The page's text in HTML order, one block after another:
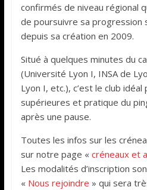
confirmés de niveau régional
de poursuivre sa progression
depuis sa création en 2009.
Situé à quelques minutes du
(Université Lyon I, INSA de
Lyon I, etc.), c’est le club
supérieures et pratique du
après une pause.
Toutes les infos sur les
sur notre page « créneaux et
Les modalités d’inscription
« Nous rejoindre » qui sera